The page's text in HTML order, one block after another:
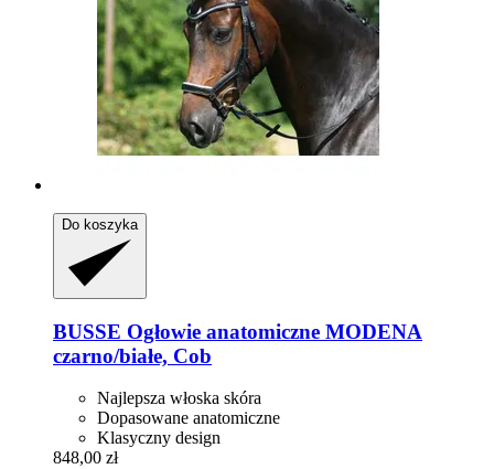
Do koszyka
BUSSE Ogłowie anatomiczne MODENA
czarno/białe, Cob
Najlepsza włoska skóra
Dopasowane anatomiczne
Klasyczny design
848,00 zł